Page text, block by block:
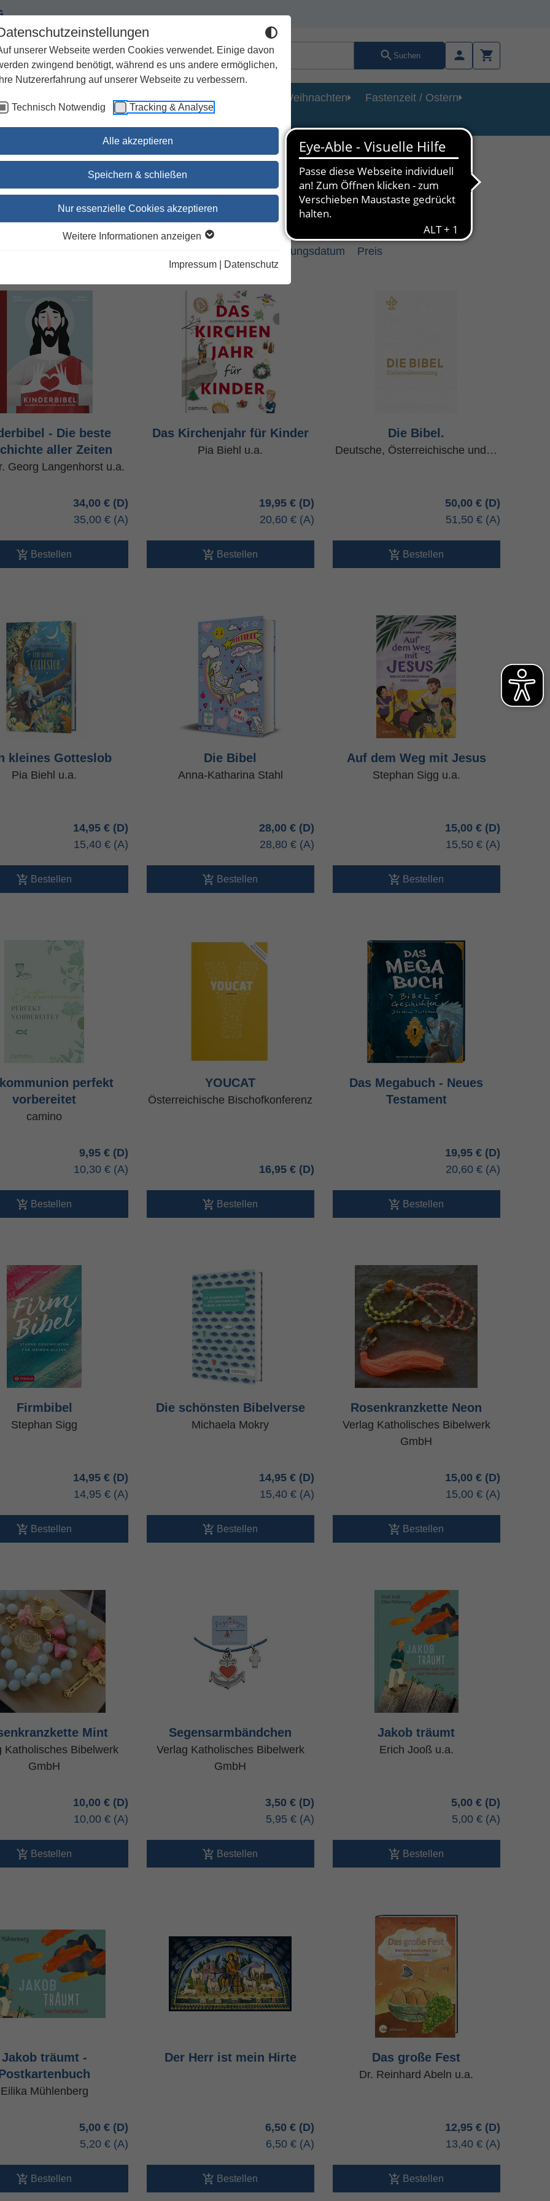
unserer Webseite werden Cookies verwendet. Einige davon
zwingend benötigt, während es uns andere ermöglichen,
Nutzererfahrung auf unserer Webseite zu verbessern.
Technisch Notwendig Tracking & Analyse
Alle akzeptieren
Speichern & schließen
Nur essenzielle Cookies akzeptieren
Weitere Informationen anzeigen
Impressum Datenschutz
Suchen
Geschenke Kirchenjahr / Lebensweg Weihnachten
Fastenzeit / Ostern
Firmung
/ Firmung
Erscheinungsdatum Preis
- Die beste
aller Zeiten
Georg Langenhorst u.a.
34,00 €
35,00 €
Bestellen
Das Kirchenjahr für Kinder
Pia Biehl u.a.
19,95 €
20,60 €
Bestellen
Die Bibel.
Deutsche, Österreichische und…
50,00 €
51,50 €
Bestellen
kleines Gotteslob
Pia Biehl u.a.
14,95 €
15,40 €
Bestellen
Die Bibel
Anna-Katharina Stahl
28,00 €
28,80 €
Bestellen
Auf dem Weg mit Jesus
Stephan Sigg u.a.
15,00 €
15,50 €
Bestellen
perfekt
vorbereitet
camino
9,95 €
10,30 €
Bestellen
YOUCAT
Österreichische Bischofkonferenz
16,95 €
Bestellen
Das Megabuch - Neues
Testament
19,95 €
20,60 €
Bestellen
Firmbibel
Stephan Sigg
14,95 €
14,95 €
Bestellen
Die schönsten Bibelverse
Michaela Mokry
14,95 €
15,40 €
Bestellen
Rosenkranzkette Neon
Verlag Katholisches Bibelwerk
GmbH
15,00 €
15,00 €
Bestellen
Mint
Katholisches Bibelwerk
GmbH
10,00 €
10,00 €
Bestellen
Segensarmbändchen
Verlag Katholisches Bibelwerk
GmbH
3,50 €
5,95 €
Bestellen
Jakob träumt
Erich Jooß u.a.
5,00 €
5,00 €
Bestellen
Jakob träumt -
Eilika Mühlenberg
5,00 €
5,20 €
Bestellen
Der Herr ist mein Hirte
6,50 €
6,50 €
Bestellen
Das große Fest
Dr. Reinhard Abeln u.a.
12,95 €
13,40 €
Bestellen